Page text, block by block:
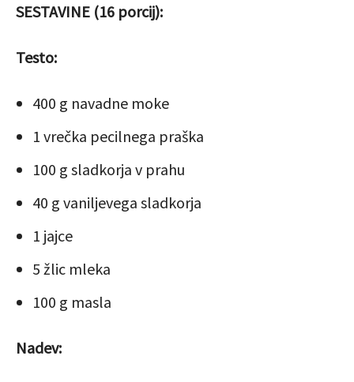
SESTAVINE (16 porcij):
Testo:
400 g navadne moke
1 vrečka pecilnega praška
100 g sladkorja v prahu
40 g vaniljevega sladkorja
1 jajce
5 žlic mleka
100 g masla
Nadev: